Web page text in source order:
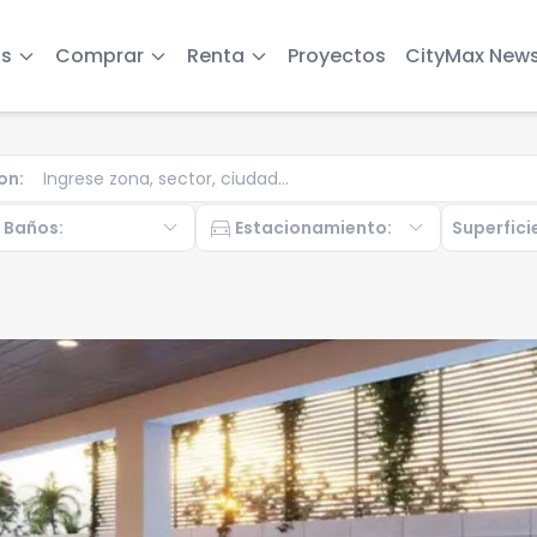
Comprar Renta Proyectos CityMax
:
Baños: expand_more directions_car Estacionamiento: expand_more